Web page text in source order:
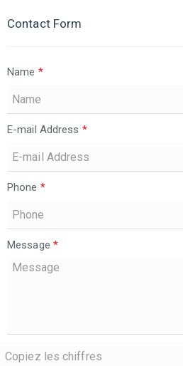
Contact Form
Name *
E-mail Address *
Phone *
Message *